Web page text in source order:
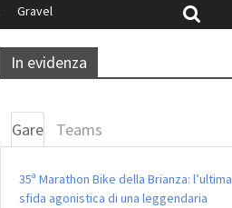
Gravel
In evidenza
Gare Teams
35ª Marathon Bike della Brianza: l’ultima
sfida agonistica di una leggendaria